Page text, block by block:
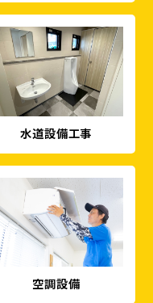
水道設備工事
空調設備